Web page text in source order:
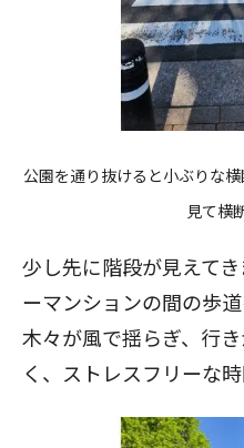
公園を通り抜けると小ぶり
見て横
少し先に階段が見えて
ーマンションの間の歩道
木々が風で揺らぎ、行
く、ストレスフリーな時